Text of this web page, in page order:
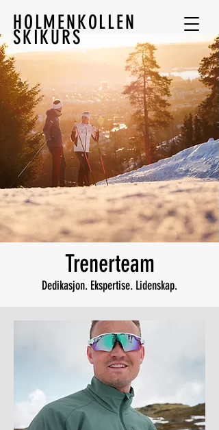
HOLMENKOLLEN
SKIKURS
Trenerteam
Dedikasjon. Ekspertise. Lidenskap.